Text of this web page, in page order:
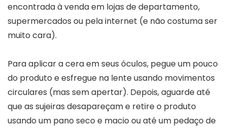
encontrada à venda em lojas de departamento,
supermercados ou pela internet (e não costuma ser
muito cara).
Para aplicar a cera em seus óculos, pegue um pouco
do produto e esfregue na lente usando movimentos
circulares (mas sem apertar). Depois, aguarde até
que as sujeiras desapareçam e retire o produto
usando um pano seco e macio ou até um pedaço de